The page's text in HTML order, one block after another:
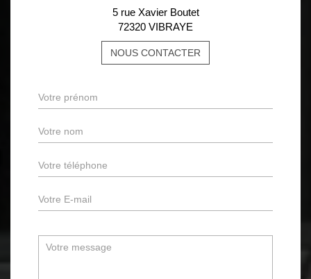
5 rue Xavier Boutet
72320 VIBRAYE
NOUS CONTACTER